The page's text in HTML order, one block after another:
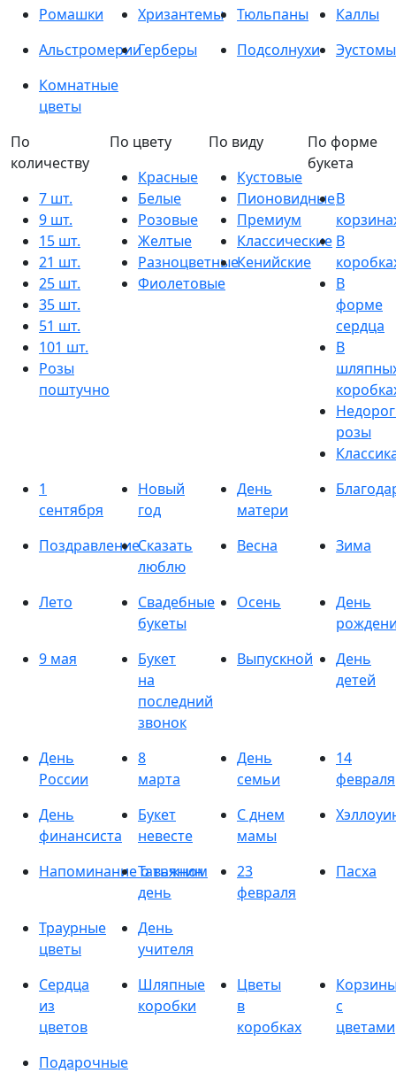
Ромашки
Хризантемы Тюльпаны
Каллы
АльстромерииГерберы Подсолнухи
Эустомы
Комнатные
цветы
По
количеству
7 шт.
9 шт.
15 шт.
21 шт.
25 шт.
35 шт.
51 шт.
101 шт.
Розы
поштучно
По цвету
Красные
Белые
Розовые
Желтые
Разноцветные
Фиолетовые
По виду
Кустовые
Пионовидные
Премиум
Классические
Кенийские
По форме
букета
В
В
В
форме
сердца
В
розы
1
сентября
Новый
год
День
матери
ПоздравлениеСказать
люблю
Весна Зима
Лето
Свадебные
букеты
Осень
День
9 мая
Букет
на
последний
звонок
Выпускной
День
детей
День
России
8
марта
День
семьи
14
февраля
День
финансиста
Букет
невесте
С днем
мамы
Напоминание о важном
Татьянин
день
23
февраля
Пасха
Траурные
цветы
День
учителя
Сердца
из
цветов
Шляпные
коробки
Цветы
в
коробках
с
цветами
Подарочные